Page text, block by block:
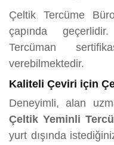
Çeltik Tercüme
çapında
Tercüman
verebilmektedir.
Kaliteli Çeviri için
Deneyimli, alan
Çeltik Yeminli
yurt dışında